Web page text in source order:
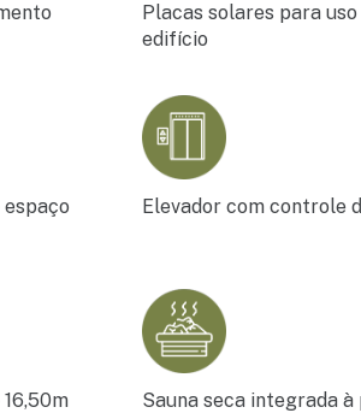
Placas solares para uso
edifício
espaço
Elevador com controle
Sauna seca integrada à